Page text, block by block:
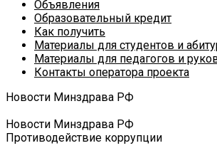
Объявления
Образовательный кредит
Как получить
Материалы для студентов и
Материалы для педагогов и
Контакты оператора проекта
Новости Минздрава РФ
Новости Минздрава РФ
Противодействие коррупции